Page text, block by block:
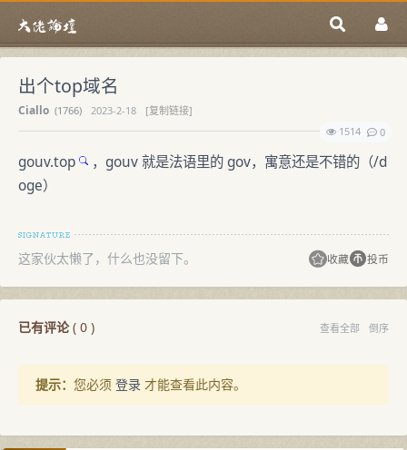
出个top域名
Ciallo (1766) 2023-2-18
[复制链接]
1514
0
gouv.top
，gouv 就是法语里的 gov，寓意还是不错的（/d
oge）
这家伙太懒了，什么也没留下。 收藏 投币
已有评论( 0 ) 查看全部 倒序
提示： 您必须 登录 才能查看此内容。